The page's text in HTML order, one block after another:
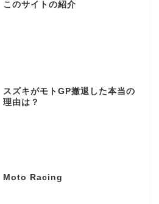
このサイトの紹介
スズキがモトGP撤退した本当の
理由は？
Moto Racing